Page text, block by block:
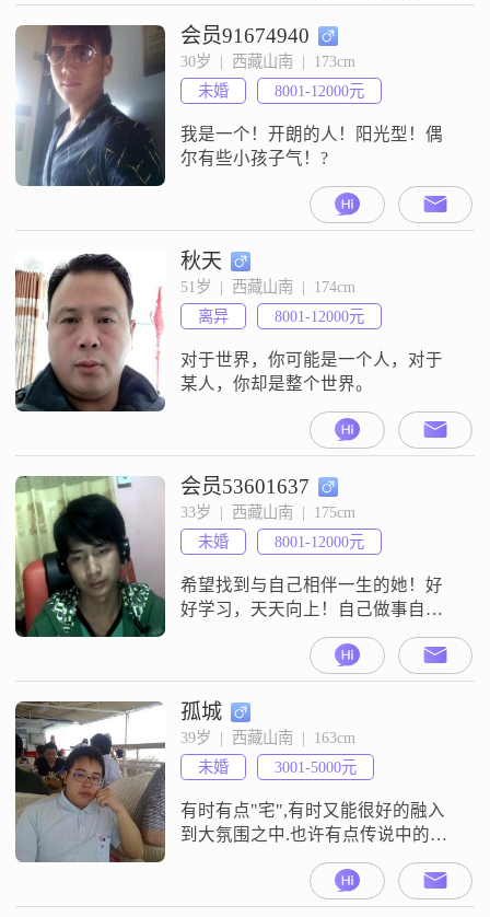
会员91674940
30岁  |  西藏山南  |  173cm
未婚
8001-12000元
我是一个！开朗的人！阳光型！偶
尔有些小孩子气！?
秋天
51岁  |  西藏山南  |  174cm
离异
8001-12000元
对于世界，你可能是一个人，对于
某人，你却是整个世界。
会员53601637
33岁  |  西藏山南  |  175cm
未婚
8001-12000元
希望找到与自己相伴一生的她！好
好学习，天天向上！自己做事自己
孤城
39岁  |  西藏山南  |  163cm
未婚
3001-5000元
有时有点"宅",有时又能很好的融入
到大氛围之中.也许有点传说中的双
重性格.爱好嘛？电脑，网络，看
书，音乐，电影，动漫。有一点点
的大男子主义,但能设身处地替对方